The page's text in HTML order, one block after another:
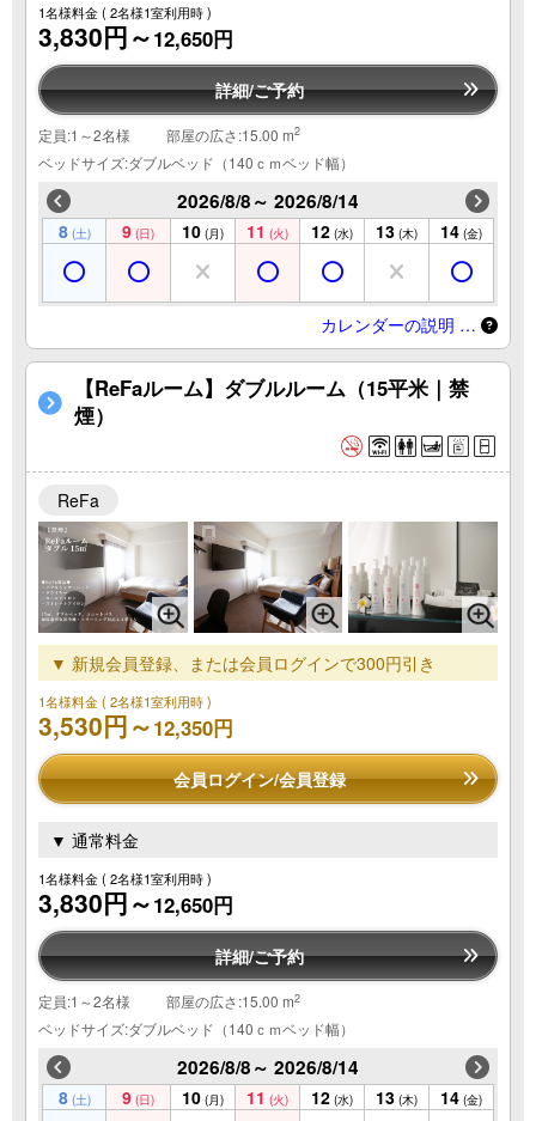
1名様料金( 2名様1室利用時 )
3,830円～12,650円
詳細/ご予約
定員:1～2名様 部屋の広さ:15.00 m2
ベッドサイズ:ダブルベッド（140ｃｍベッド幅）
2026/8/8～ 2026/8/14
8 (土) 9 (日) 10 (月) 11 (火) 12 (水) 13 (木) 14 (金)
カレンダーの説明 …
【ReFaルーム】ダブルルーム（15平米｜禁
煙）
ReFa
▼ 新規会員登録、または会員ログインで300円引き
1名様料金( 2名様1室利用時 )
3,530円～12,350円
会員ログイン/会員登録
▼ 通常料金
1名様料金( 2名様1室利用時 )
3,830円～12,650円
詳細/ご予約
定員:1～2名様 部屋の広さ:15.00 m2
ベッドサイズ:ダブルベッド（140ｃｍベッド幅）
2026/8/8～ 2026/8/14
8 (土) 9 (日) 10 (月) 11 (火) 12 (水) 13 (木) 14 (金)